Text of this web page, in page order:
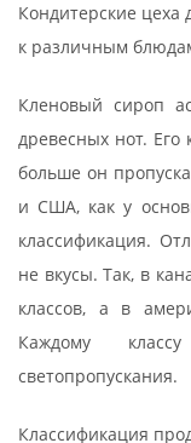
Кондитерские цеха
к различным
Кленовый сироп
древесных нот.
больше он
и США, как у
классификация.
не вкусы. Так, в
классов, а в
Каждому
светопропускания.
Классификация